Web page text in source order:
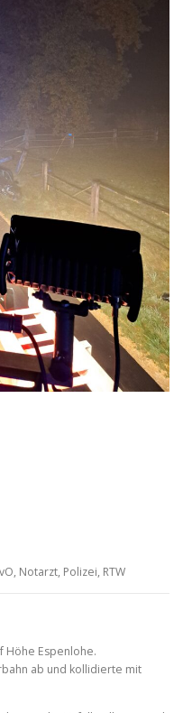
Notarzt, Polizei, RTW
Höhe Espenlohe.
ab und kollidierte mit